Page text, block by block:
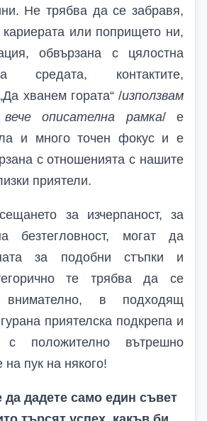
Не трябва да се забравя,
или попрището ни,
обвързана с цялостна
средата, контактите,
хванем гората“ /използвам
описателна рамка/ е
и много точен фокус и е
с отношенията с нашите
приятели.
за изчерпаност, за
безтегловност, могат да
за подобни стъпки и
те трябва да се
внимателно, в подходящ
приятелска подкрепа и
положително вътрешно
пук на някого!
дадете само един съвет